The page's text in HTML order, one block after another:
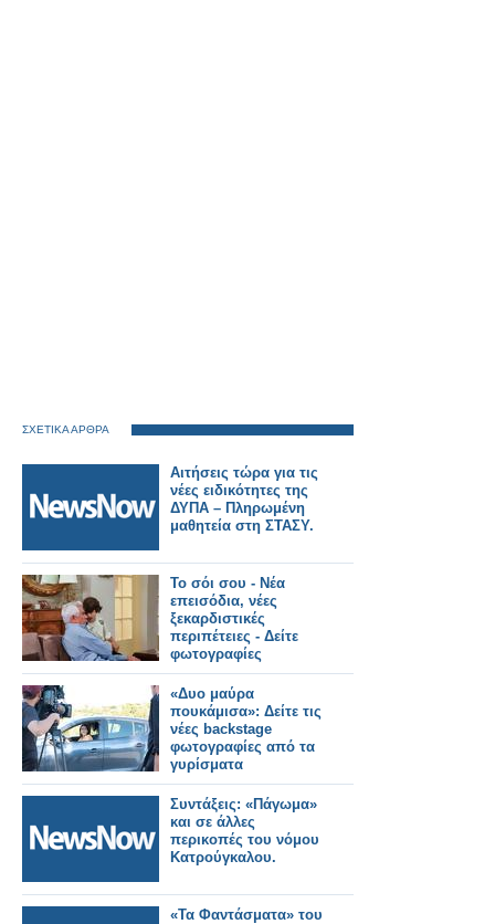
ΣΧΕΤΙΚΑ ΑΡΘΡΑ
Αιτήσεις τώρα για τις
νέες ειδικότητες της
ΔΥΠΑ – Πληρωμένη
μαθητεία στη ΣΤΑΣΥ.
Το σόι σου - Νέα
επεισόδια, νέες
ξεκαρδιστικές
περιπέτειες - Δείτε
φωτογραφίες
«Δυο μαύρα
πουκάμισα»: Δείτε τις
νέες backstage
φωτογραφίες από τα
γυρίσματα
Συντάξεις: «Πάγωμα»
και σε άλλες
περικοπές του νόμου
Κατρούγκαλου.
«Τα Φαντάσματα» του